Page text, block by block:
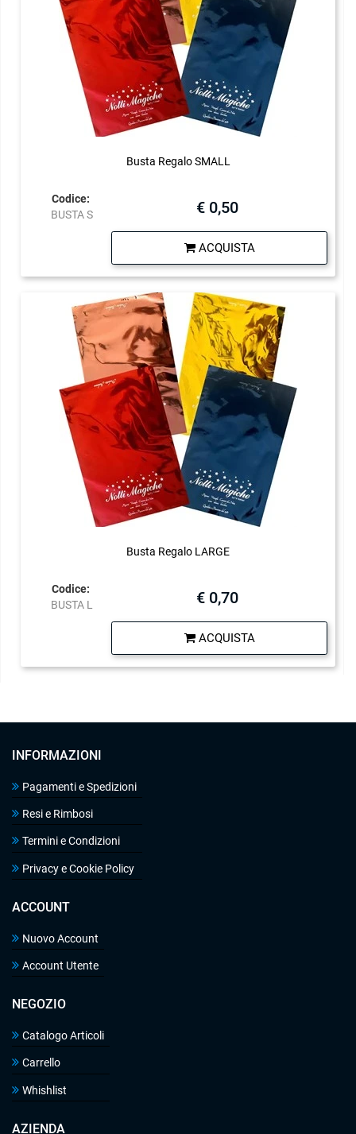
Busta Regalo SMALL
Codice:
BUSTA S
€ 0,50
ACQUISTA
Busta Regalo LARGE
Codice:
BUSTA L
€ 0,70
ACQUISTA
INFORMAZIONI
Pagamenti e Spedizioni
Resi e Rimbosi
Termini e Condizioni
Privacy e Cookie Policy
ACCOUNT
Nuovo Account
Account Utente
NEGOZIO
Catalogo Articoli
Carrello
Whishlist
AZIENDA